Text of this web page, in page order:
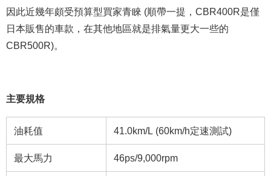
因此近幾年頗受預算型買家青睞 (順帶一提，CBR400R是僅
日本販售的車款，在其他地區就是排氣量更大一些的
CBR500R)。
主要規格
油耗值 41.0km/L (60km/h定速測試)
最大馬力 46ps/9,000rpm